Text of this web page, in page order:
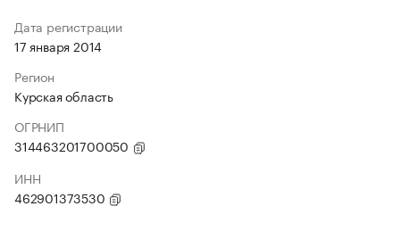
Дата регистрации
17 января 2014
Регион
Курская область
ОГРНИП
314463201700050
ИНН
462901373530